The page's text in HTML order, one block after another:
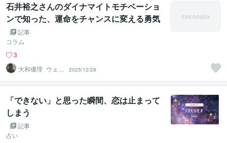
石井裕之さんのダイナマイトモチベーショ
ンで知った、運命をチャンスに変える勇気
の言葉
記事
コラム
3
大和優理_ウェル
ネスパートナー
2025/12/28
「できない」と思った瞬間、恋は止まって
しまう
記事
占い